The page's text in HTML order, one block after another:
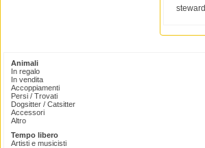
steward
Animali
In regalo
In vendita
Accoppiamenti
Persi / Trovati
Dogsitter / Catsitter
Accessori
Altro
Tempo libero
Artisti e musicisti